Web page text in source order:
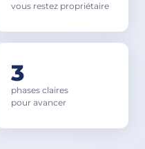
vous restez propriétaire
3
phases claires
pour avancer